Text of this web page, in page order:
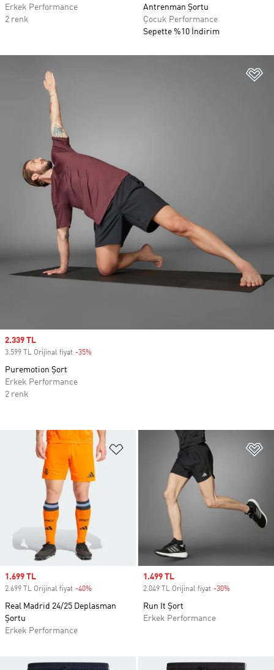
Erkek Performance
2 renk
Antrenman Şortu
Çocuk Performance
Sepette %10 İndirim
Favori Listesine Ekle
Sale price
1.699 TL
2.699 TL Orijinal fiyat -40%
Real Madrid 24/25 Deplasman
Şortu
Erkek Performance
Sale price
1.499 TL
2.049 TL Orijinal fiyat -30%
Run It Şort
Erkek Performance
Sale price
2.339 TL
3.599 TL Orijinal fiyat -35%
Puremotion Şort
Erkek Performance
2 renk